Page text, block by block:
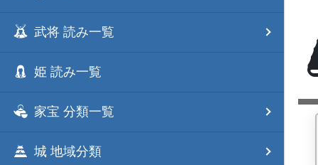
武将 読み一覧
姫 読み一覧
家宝 分類一覧
城 地域分類